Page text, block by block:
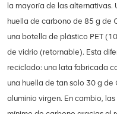
la mayoría de las alternativas.
huella de carbono de 85 g de
una botella de plástico PET
de vidrio (retornable). Esta
reciclado: una lata fabricada
una huella de tan solo 30 g de
aluminio virgen. En cambio,